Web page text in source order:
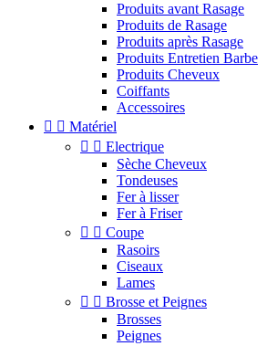
Produits avant Rasage
Produits de Rasage
Produits après Rasage
Produits Entretien Barbe
Produits Cheveux
Coiffants
Accessoires
  Matériel
  Electrique
Sèche Cheveux
Tondeuses
Fer à lisser
Fer à Friser
  Coupe
Rasoirs
Ciseaux
Lames
  Brosse et Peignes
Brosses
Peignes